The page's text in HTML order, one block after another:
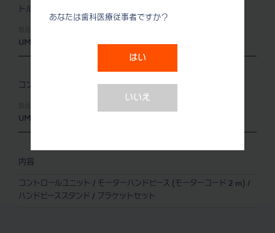
あなたは歯科医療従事者ですか？
はい
いいえ
トルクセット
UMXL-KT Y141452
コンパクトセット
UMXL-KC
内容
コントロールユニット / モーターハンドピース (モーターコード 2 m) /
ハンドピーススタンド / ブラケットセット